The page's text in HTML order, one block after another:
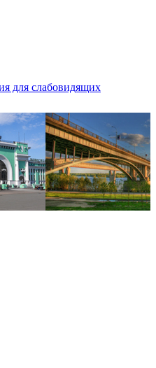
для слабовидящих